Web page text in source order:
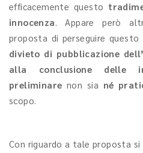
efficacemente questo
innocenza. Appare però
proposta di perseguire
divieto di pubblicazione
alla conclusione delle
preliminare non sia né
scopo.
Con riguardo a tale proposta